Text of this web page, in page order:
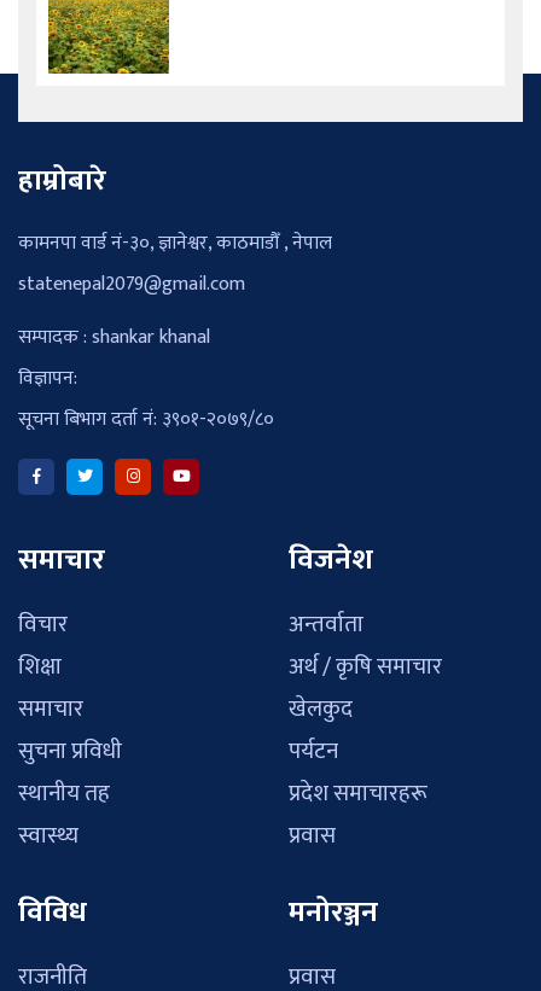
हाम्रोबारे
कामनपा वार्ड नं-३०, ज्ञानेश्वर, काठमाडौँ , नेपाल
statenepal2079@gmail.com
सम्पादक : shankar khanal
विज्ञापन:
सूचना बिभाग दर्ता नं: ३९०१-२०७९/८०
समाचार
विचार
शिक्षा
समाचार
सुचना प्रविधी
स्थानीय तह
स्वास्थ्य
विजनेश
अन्तर्वाता
अर्थ / कृषि समाचार
खेलकुद
पर्यटन
प्रदेश समाचारहरू
प्रवास
विविध
राजनीति
मनोरञ्जन
प्रवास